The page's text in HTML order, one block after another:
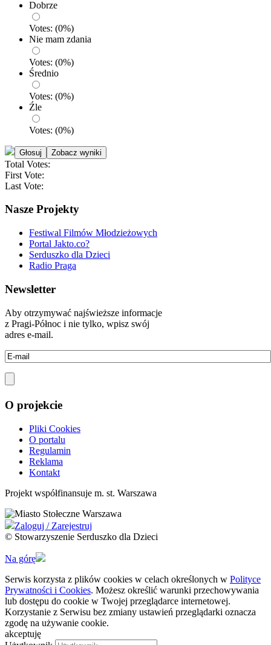
Dobrze
Votes: (0%)
Nie mam zdania
Votes: (0%)
Średnio
Votes: (0%)
Źle
Votes: (0%)
Total Votes:
First Vote:
Last Vote:
Nasze Projekty
Festiwal Filmów Młodzieżowych
Portal Jakto.co?
Serduszko dla Dzieci
Radio Praga
Newsletter
Aby otrzymywać najświeższe informacje
z Pragi-Północ i nie tylko, wpisz swój
adres e-mail.
O projekcie
Pliki Cookies
O portalu
Regulamin
Reklama
Kontakt
Projekt współfinansuje m. st. Warszawa
Zaloguj / Zarejestruj
© Stowarzyszenie Serduszko dla Dzieci
Na górę
Serwis korzysta z plików cookies w celach określonych w Polityce
Prywatności i Cookies. Możesz określić warunki przechowywania
lub dostępu do cookie w Twojej przeglądarce internetowej.
Korzystanie z Serwisu bez zmiany ustawień przeglądarki oznacza
zgodę na używanie cookie.
akceptuję